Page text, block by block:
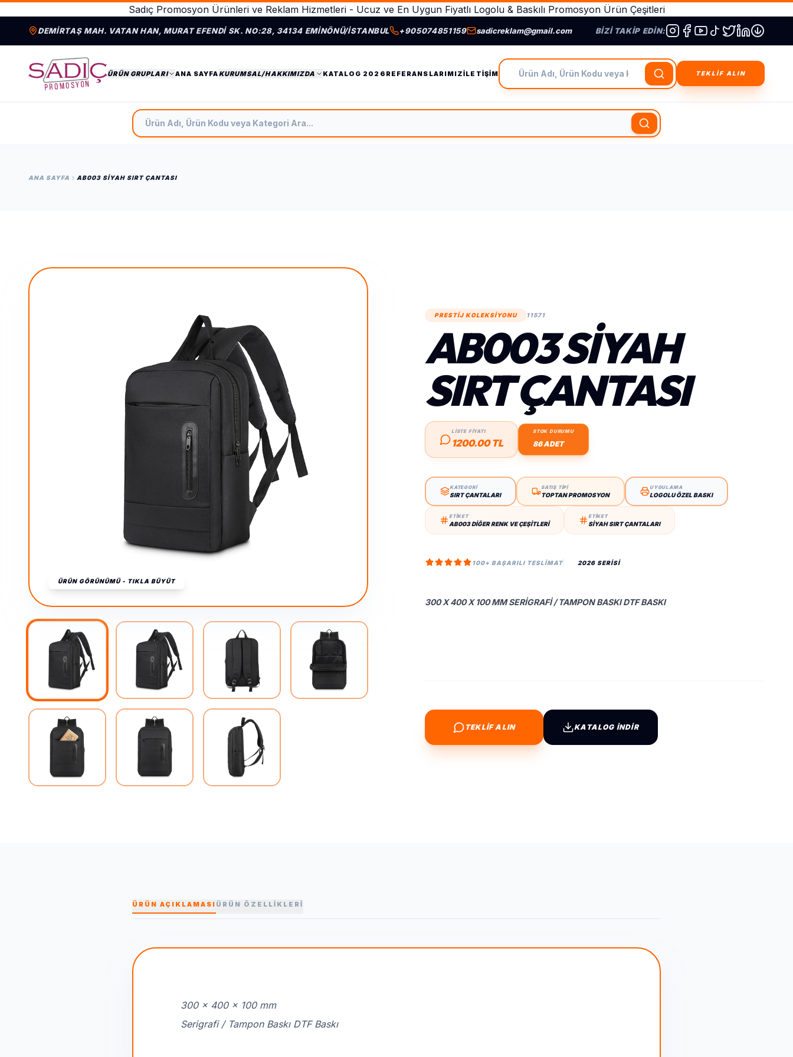
Sadıç Promosyon Ürünleri ve Reklam Hizmetleri - Ucuz ve En Uygun Fiyatlı Logolu & Baskılı Promosyon Ürün Çeşitleri
DEMIRTAŞ MAH. VATAN HAN, MURAT EFENDI SK. NO:28, 34134 EMINÖNÜ/İSTANBUL +905074851159 sadicreklam@gmail.com BIZI TAKIP EDIN:
ÜRÜN GRUPLARI ANA SAYFAKURUMSAL/HAKKIMIZDA KATALOG 2026 REFERANSLARIMIZİLETIŞIM
Ürün Adı, Ürün Kodu veya Kategori Ara
TEKLİF ALIN
Ürün Adı, Ürün Kodu veya Kategori Ara
ANA SAYFA AB003 SIYAH SIRT ÇANTASI
ÜRÜN GÖRÜNÜMÜ - TIKLA BÜYÜT
PRESTİJ KOLEKSİYONU 11571
AB003 SIYAH
SIRT ÇANTASI
LİSTE FİYATI
1200.00 TL
STOK DURUMU
86 ADET
KATEGORİ
SIRT ÇANTALARI
SATIŞ TİPİ
TOPTAN PROMOSYON
UYGULAMA
LOGOLU ÖZEL BASKI
ETİKET
AB003 DIĞER RENK VE ÇEŞITLERI
ETİKET
SIYAH SIRT ÇANTALARI
100+ BAŞARILI TESLIMAT 2026 SERİSİ
300 X 400 X 100 MM SERIGRAFI / TAMPON BASKI DTF BASKI
TEKLİF ALIN KATALOG İNDİR
ÜRÜN AÇIKLAMASI ÜRÜN ÖZELLİKLERİ
300 x 400 x 100 mm
Serigrafi / Tampon Baskı DTF Baskı